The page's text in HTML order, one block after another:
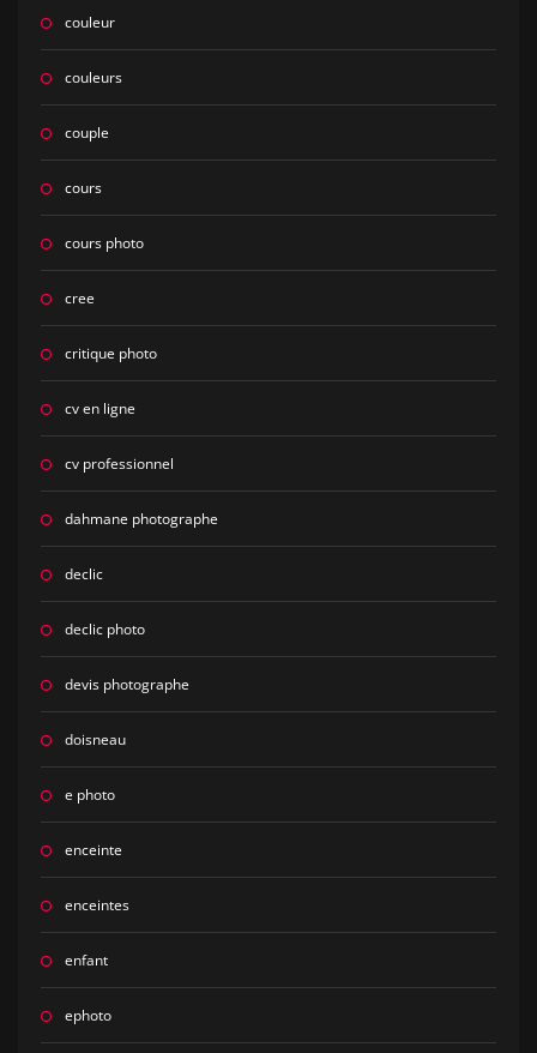
couleur
couleurs
couple
cours
cours photo
cree
critique photo
cv en ligne
cv professionnel
dahmane photographe
declic
declic photo
devis photographe
doisneau
e photo
enceinte
enceintes
enfant
ephoto